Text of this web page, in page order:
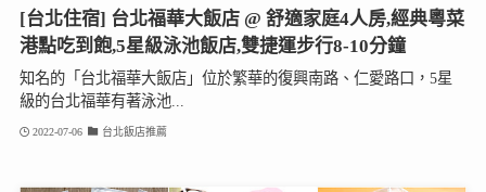
[台北住宿] 台北福華大飯店 @ 舒適家庭4人房,經典粵菜
港點吃到飽,5星級泳池飯店,雙捷運步行8-10分鐘
知名的「台北福華大飯店」位於繁華的復興南路、仁愛路口，5星
級的台北福華有著泳池...
2022-07-06 台北飯店推薦